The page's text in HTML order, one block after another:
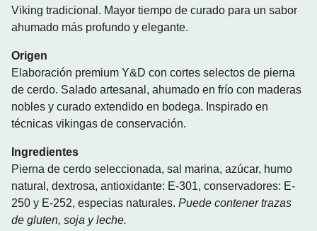
Viking tradicional. Mayor tiempo de curado para un sabor
ahumado más profundo y elegante.
Origen
Elaboración premium Y&D con cortes selectos de pierna
de cerdo. Salado artesanal, ahumado en frío con maderas
nobles y curado extendido en bodega. Inspirado en
técnicas vikingas de conservación.
Ingredientes
Pierna de cerdo seleccionada, sal marina, azúcar, humo
natural, dextrosa, antioxidante: E-301, conservadores: E-
250 y E-252, especias naturales. Puede contener trazas
de gluten, soja y leche.